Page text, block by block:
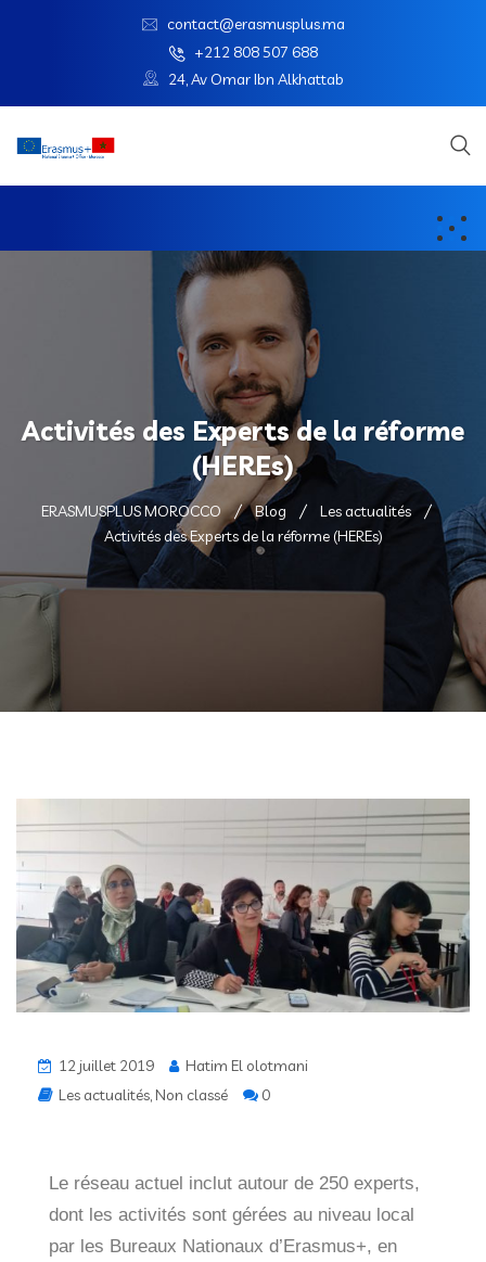
contact@erasmusplus.ma
+212 808 507 688
24, Av Omar Ibn Alkhattab
Activités des Experts de la réforme
(HEREs)
ERASMUSPLUS MOROCCO Blog
Les actualités
Activités des Experts de la réforme (HEREs)
12 juillet 2019
Hatim El olotmani
Les actualités, Non classé 0
Le réseau actuel inclut autour de 250 experts,
dont les activités sont gérées au niveau local
par les Bureaux Nationaux d’Erasmus+, en